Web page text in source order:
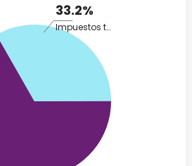
33.2%
Impuestos totales